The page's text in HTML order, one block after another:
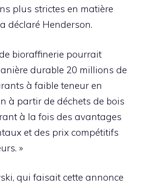
plus strictes en matière
a déclaré Henderson.
bioraffinerie pourrait
durable 20 millions de
à faible teneur en
à partir de déchets de bois
à la fois des avantages
et des prix compétitifs
»
qui faisait cette annonce